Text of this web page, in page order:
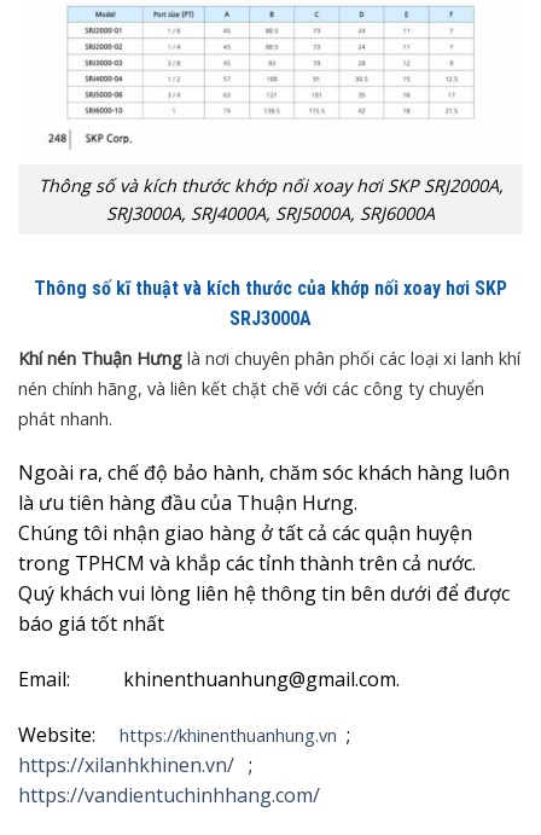
Thông số và kích thước khớp nối xoay hơi SKP SRJ2000A,
SRJ3000A, SRJ4000A, SRJ5000A, SRJ6000A
Thông số kĩ thuật và kích thước của khớp nối xoay hơi SKP
SRJ3000A
Khí nén Thuận Hưng là nơi chuyên phân phối các loại xi lanh khí
nén chính hãng, và liên kết chặt chẽ với các công ty chuyển
phát nhanh.
Ngoài ra, chế độ bảo hành, chăm sóc khách hàng luôn
là ưu tiên hàng đầu của Thuận Hưng.
Chúng tôi nhận giao hàng ở tất cả các quận huyện
trong TPHCM và khắp các tỉnh thành trên cả nước.
Quý khách vui lòng liên hệ thông tin bên dưới để được
báo giá tốt nhất
Email: khinenthuanhung@gmail.com.
Website: https://khinenthuanhung.vn ;
https://xilanhkhinen.vn/ ;
https://vandientuchinhhang.com/